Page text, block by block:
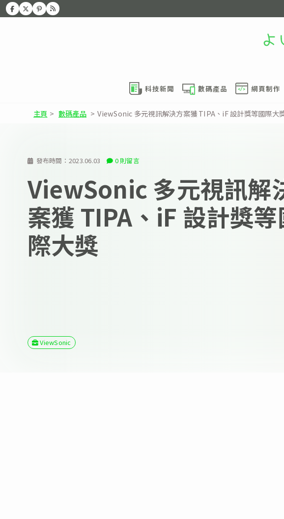
科技新聞 數碼產品 網頁制作
主頁 > 數碼產品 > ViewSonic 多元視訊解決方案獲 TIPA、iF 設計獎等國際大
發布時間： 2023.06.03 0 則留言
ViewSonic 多元視訊解
案獲 TIPA、iF 設計獎等
際大獎
ViewSonic